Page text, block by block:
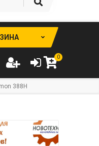
0
388H